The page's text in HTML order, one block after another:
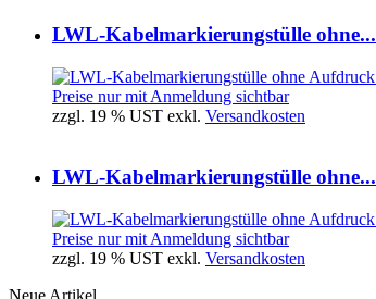
LWL-Kabelmarkierungstülle ohne...
Preise nur mit Anmeldung sichtbar
zzgl. 19 % UST exkl. Versandkosten
LWL-Kabelmarkierungstülle ohne...
Preise nur mit Anmeldung sichtbar
zzgl. 19 % UST exkl. Versandkosten
Neue Artikel